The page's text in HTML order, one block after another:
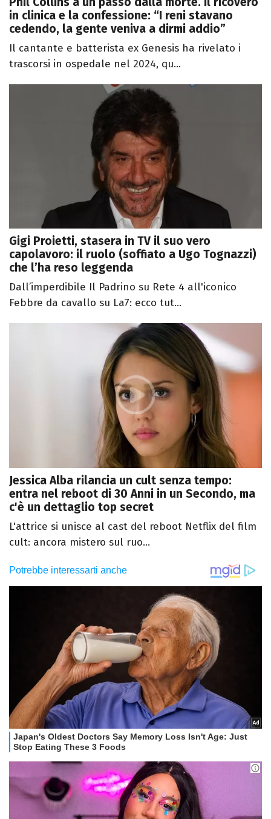
in clinica e la confessione: “I reni stavano
cedendo, la gente veniva a dirmi addio”
Il cantante e batterista ex Genesis ha rivelato i
trascorsi in ospedale nel 2024, qu...
Gigi Proietti, stasera in TV il suo vero
capolavoro: il ruolo (soffiato a Ugo Tognazzi)
che l’ha reso leggenda
Dall’imperdibile Il Padrino su Rete 4 all'iconico
Febbre da cavallo su La7: ecco tut...
Jessica Alba rilancia un cult senza tempo:
entra nel reboot di 30 Anni in un Secondo, ma
c'è un dettaglio top secret
L'attrice si unisce al cast del reboot Netflix del film
cult: ancora mistero sul ruo...